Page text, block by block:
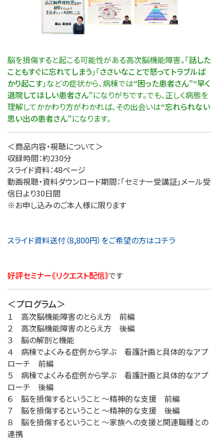
脳を損傷すると起こる可能性がある高次脳機能障害。「話した
こともすぐに忘れてしまう」「ささいなことで怒ってトラブルば
かり起こす」などの症状から、病棟では“困った患者さん”“早く
退院してほしい患者さん”になりがちです。でも、正しく病態を
理解してかかわり方がわかれば、その出会いは“忘れられない
思い出の患者さん”になります。
＜商品内容・視聴について＞
収録時間：約230分
スライド資料：48ページ
動画視聴・資料ダウンロード期間：「セミナー受講証」メール受
信日より30日間
※お申し込みのご本人様に限ります
スライド資料送付（8,800円）をご希望の方はコチラ
好評セミナー《リクエスト配信》です
＜プログラム＞
１ 高次脳機能障害のとらえ方 前編
２ 高次脳機能障害のとらえ方 後編
３ 脳の解剖と機能
４ 病棟でよくみる症例から学ぶ 看護計画と具体的なアプ
ローチ 前編
５ 病棟でよくみる症例から学ぶ 看護計画と具体的なアプ
ローチ 後編
６ 脳を損傷するということ ～精神的な支援 前編
７ 脳を損傷するということ ～精神的な支援 後編
８ 脳を損傷するということ ～家族への支援と関連職種との
連携